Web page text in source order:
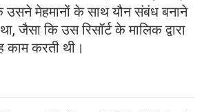
उसने मेहमानों के साथ यौन संबंध बनाने
जैसा कि उस रिसॉर्ट के मालिक द्वारा
काम करती थी।